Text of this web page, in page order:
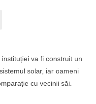
va fi construit un
solar, iar oameni
cu vecinii săi.